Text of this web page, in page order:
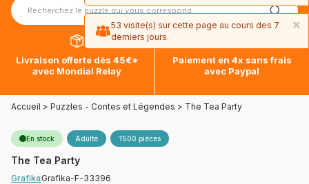
Livraison offerte dès 45€*
avec Mondial Relay
Paiement en 4x sans frais
avec Paypal
Accueil > Puzzles - Contes et Légendes > The Tea Party
En stock Adulte 1500 pièces
The Tea Party
Grafika Grafika-F-33396
×
53 visite(s) sur cette page au cours des 7
derniers jours.